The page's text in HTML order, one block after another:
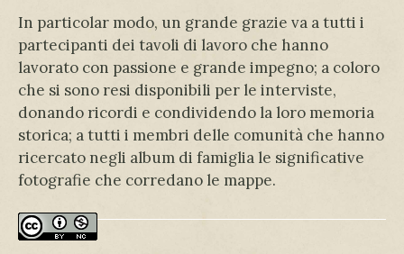
In particolar modo, un grande grazie va a tutti i
partecipanti dei tavoli di lavoro che hanno
lavorato con passione e grande impegno; a coloro
che si sono resi disponibili per le interviste,
donando ricordi e condividendo la loro memoria
storica; a tutti i membri delle comunità che hanno
ricercato negli album di famiglia le significative
fotografie che corredano le mappe.